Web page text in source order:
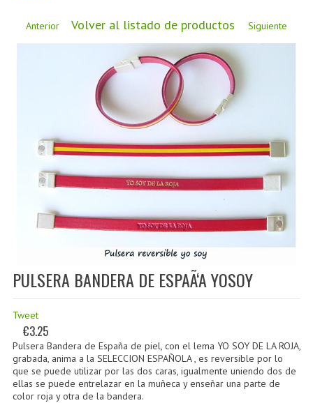
DÓNDE ESTAMOS
BLOG
Anterior Volver al listado de productos Siguiente
PULSERA BANDERA DE ESPAÃ‘A YOSOY
Tweet
€3.25
Pulsera Bandera de España de piel, con el lema YO SOY DE LA ROJA,
grabada, anima a la SELECCION ESPAÑOLA , es reversible por lo
que se puede utilizar por las dos caras, igualmente uniendo dos de
ellas se puede entrelazar en la muñeca y enseñar una parte de
color roja y otra de la bandera.